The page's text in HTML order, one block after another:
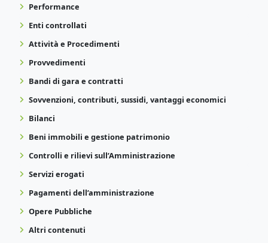
Performance
Enti controllati
Attività e Procedimenti
Provvedimenti
Bandi di gara e contratti
Sovvenzioni, contributi, sussidi, vantaggi economici
Bilanci
Beni immobili e gestione patrimonio
Controlli e rilievi sull’Amministrazione
Servizi erogati
Pagamenti dell’amministrazione
Opere Pubbliche
Altri contenuti